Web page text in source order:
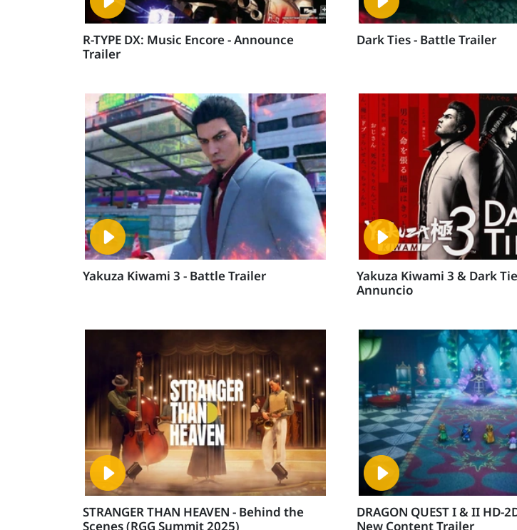
R-TYPE DX: Music Encore - Announce
Trailer
Dark Ties - Battle Trailer
Yakuza Kiwami 3 - Battle Trailer
Yakuza Kiwami 3 & Dark
Annuncio
STRANGER THAN HEAVEN - Behind the
Scenes (RGG Summit 2025)
DRAGON QUEST I & II HD-
New Content Trailer